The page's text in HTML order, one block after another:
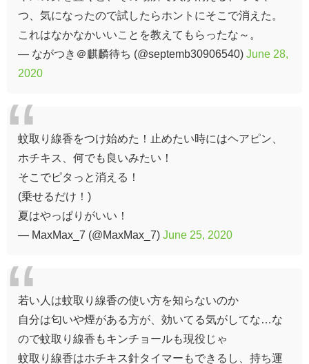
つ、気になったので試したらホントにそこで消えた。
これはなかなかいいことを教えてもらったな～。
— ながつき＠麒麟待ち (@septemb30906540) June 28,
2020
蚊取り線香をつけ始めた！止めたい時にはヘアピン、
ホチキス、何でも良いみたい！
そこでピタっと消える！
(乗せるだけ！)
夏はやっぱりがいい！
— MaxMax_7 (@MaxMax_7) June 25, 2020
若い人は蚊取り線香の使い方を知らないのか
自分は匂いや煙がある方が、効いてる気がしてな…な
ので蚊取り線香もキンチョールも現役じゃ
蚊取り線香はホチキス針タイマーもできるし、持ち運